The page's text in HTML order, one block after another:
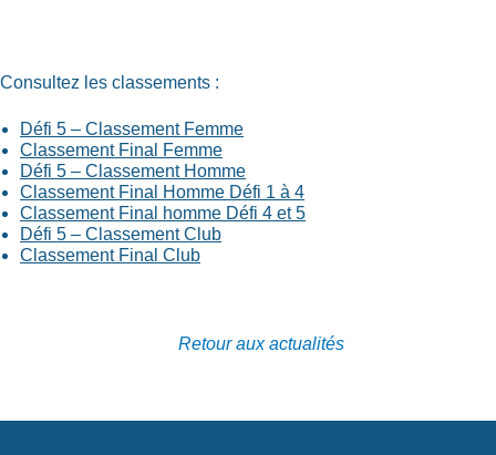
Consultez les classements :
Défi 5 – Classement Femme
Classement Final Femme
Défi 5 – Classement Homme
Classement Final Homme Défi 1 à 4
Classement Final homme Défi 4 et 5
Défi 5 – Classement Club
Classement Final Club
Retour aux actualités